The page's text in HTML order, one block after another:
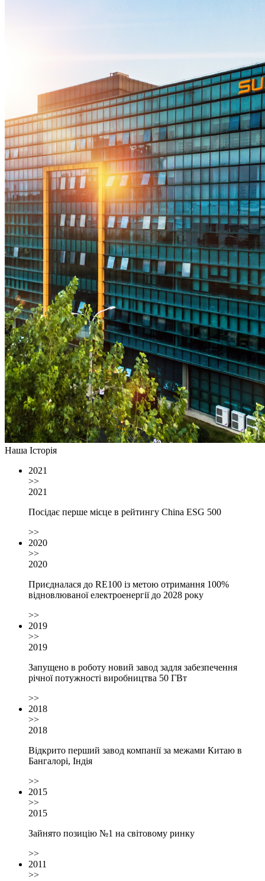
Наша Історія
2021
>>
2021
Посідає перше місце в рейтингу China ESG 500
>>
2020
>>
2020
Приєдналася до RE100 із метою отримання 100%
відновлюваної електроенергії до 2028 року
>>
2019
>>
2019
Запущено в роботу новий завод задля забезпечення
річної потужності виробництва 50 ГВт
>>
2018
>>
2018
Відкрито перший завод компанії за межами Китаю в
Бангалорі, Індія
>>
2015
>>
2015
Зайнято позицію №1 на світовому ринку
>>
2011
>>